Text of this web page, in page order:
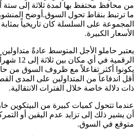
من محافظ محتفظ بها لمدة ثلاثة إلى ستة
ما ترتبط بنقاط تحول السوق.أوضح
المجموعة على السلسلة كان تاريخياً
الأسعار الكبيرة.
يعتبر حاملو الأجل المتوسط عادةً
الرقمية
يكونوا أكثر تفاعلاً مع ظروف السوق من
أقل اندفاعاً من المتداولين على المدى
ذات دلالة خاصة خلال الفترات الانتقالية.
عندما تتحول كميات كبيرة من البيتكوين
أن يشير ذلك إلى تزايد عدم اليقين أو
متوقع في السوق.